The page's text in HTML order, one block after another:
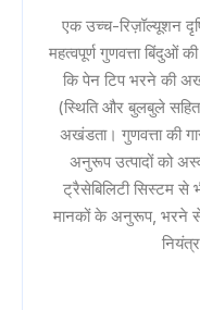
एक उच्च-रिज़ॉल्यूशन
महत्वपूर्ण गुणवत्ता बिंदुओं
कि पेन टिप भरने की
(स्थिति और बुलबुले
अखंडता। गुणवत्ता की
अनुरूप उत्पादों को
ट्रैसेबिलिटी सिस्टम से
मानकों के अनुरूप, भरने से